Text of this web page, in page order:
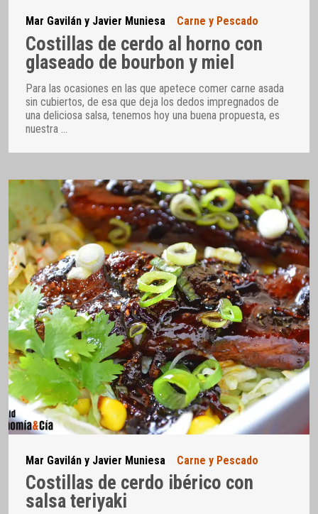
Mar Gavilán y Javier Muniesa Carne y Pescado
Costillas de cerdo al horno con
glaseado de bourbon y miel
Para las ocasiones en las que apetece comer carne asada
sin cubiertos, de esa que deja los dedos impregnados de
una deliciosa salsa, tenemos hoy una buena propuesta, es
nuestra …
Mar Gavilán y Javier Muniesa Carne y Pescado
Costillas de cerdo ibérico con
salsa teriyaki